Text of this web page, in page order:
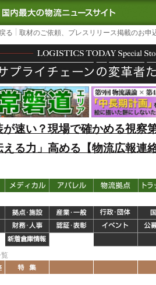
LOGISTICS TODAY｜国内最大の物
る 取材のご依頼、プレスリリース掲載のお申
速い？現場で確かめる視察
る力」高める【物流広報連